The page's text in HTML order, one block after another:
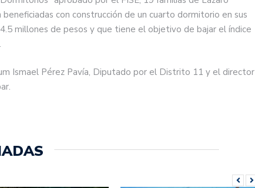
con construcción de un cuarto dormitorio en sus
millones de pesos y que tiene el objetivo de bajar el índice
Ismael Pérez Pavía, Diputado por el Distrito 11 y el director